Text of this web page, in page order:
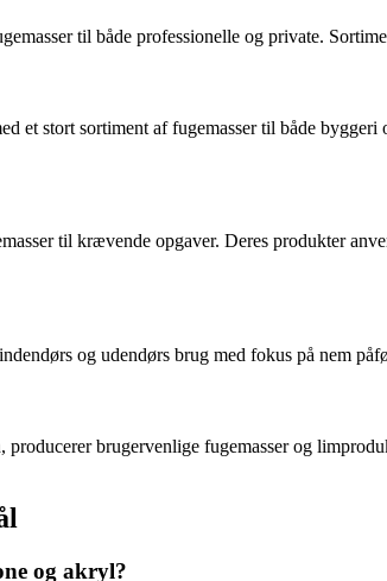
til både professionelle og private.
et stort sortiment af fugemasser til både
til krævende opgaver. Deres produkter
og udendørs brug med fokus på nem
producerer brugervenlige fugemasser og
og akryl?